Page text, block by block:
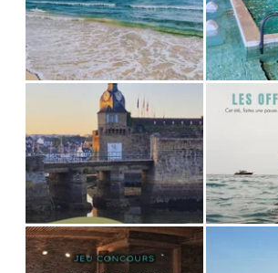
GUTE ANGEBOTE
GESCHENKGUTSCHEINE
BROCHURES
ANFAHRT UND KONTAKTE